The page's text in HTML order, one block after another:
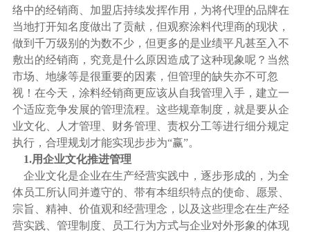
络中的经销商、加盟店持续发挥作用，为将代理的品牌在
当地打开知名度做出了贡献，但观察涂料代理商的现状，
做到千万级别的为数不少，但更多的是业绩平凡甚至入不
敷出的经销商，究竟是什么原因造成了这种现象呢？当然
市场、地缘等是很重要的因素，但管理的缺失亦不可忽
视！在今天，涂料经销商更应该从自我管理入手，建立一
个适应竞争发展的管理流程。这些规章制度，就是要从企
业文化、人才管理、财务管理、责权分工等进行细分规定
执行，合理规划才能实现步步为“赢”。
1.用企业文化推进管理
企业文化是企业在生产经营实践中，逐步形成的，为全
体员工所认同并遵守的、带有本组织特点的使命、愿景、
宗旨、精神、价值观和经营理念，以及这些理念在生产经
营实践、管理制度、员工行为方式与企业对外形象的体现